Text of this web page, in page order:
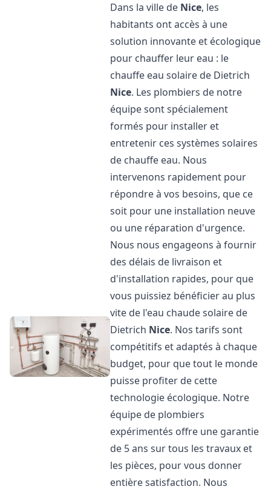
Dans la ville de Nice, les
habitants ont accès à une
solution innovante et écologique
pour chauffer leur eau : le
chauffe eau solaire de Dietrich
Nice. Les plombiers de notre
équipe sont spécialement
formés pour installer et
entretenir ces systèmes solaires
de chauffe eau. Nous
intervenons rapidement pour
répondre à vos besoins, que ce
soit pour une installation neuve
ou une réparation d'urgence.
Nous nous engageons à fournir
des délais de livraison et
d'installation rapides, pour que
vous puissiez bénéficier au plus
vite de l'eau chaude solaire de
Dietrich Nice. Nos tarifs sont
compétitifs et adaptés à chaque
budget, pour que tout le monde
puisse profiter de cette
technologie écologique. Notre
équipe de plombiers
expérimentés offre une garantie
de 5 ans sur tous les travaux et
les pièces, pour vous donner
entière satisfaction. Nous